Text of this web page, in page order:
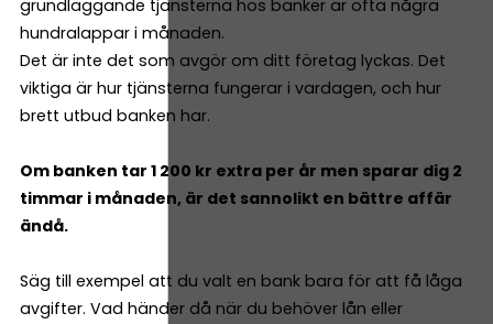
grundläggande tjänsterna hos banker är ofta några
hundralappar i månaden.
Det är inte det som avgör om ditt företag lyckas. Det
viktiga är hur tjänsterna fungerar i vardagen, och hur
brett utbud banken har.
Om banken tar 1 200 kr extra per år men sparar dig 2
timmar i månaden, är det sannolikt en bättre affär
ändå.
Säg till exempel att du valt en bank bara för att få låga
avgifter. Vad händer då när du behöver lån eller